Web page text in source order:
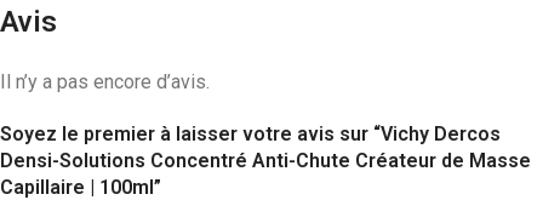
Avis
Il n’y a pas encore d’avis.
Soyez le premier à laisser votre avis sur “Vichy Dercos
Densi-Solutions Concentré Anti-Chute Créateur de Masse
Capillaire | 100ml”